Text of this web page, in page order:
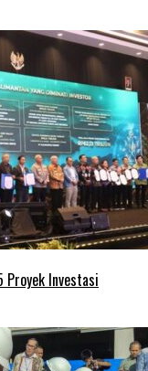
Proyek Investasi